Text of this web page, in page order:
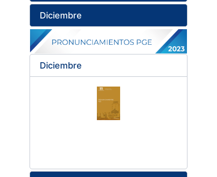
Diciembre
Diciembre